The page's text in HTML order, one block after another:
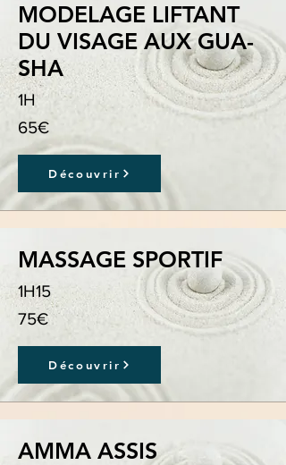
MODELAGE LIFTANT
DU VISAGE AUX GUA-
SHA
1H
65€
Découvrir
MASSAGE SPORTIF
1H15
75€
Découvrir
AMMA ASSIS